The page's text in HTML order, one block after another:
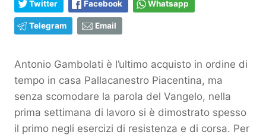
Twitter Facebook Whatsapp
Telegram Email
Antonio Gambolati è l’ultimo acquisto in ordine di
tempo in casa Pallacanestro Piacentina, ma
senza scomodare la parola del Vangelo, nella
prima settimana di lavoro si è dimostrato spesso
il primo negli esercizi di resistenza e di corsa. Per